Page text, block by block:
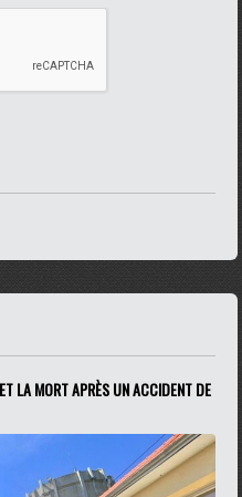
LA MORT APRÈS UN ACCIDENT DE